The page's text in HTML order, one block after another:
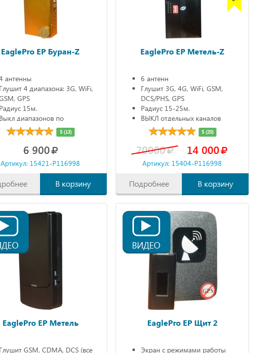
EaglePro EP Буран-Z
антенны
4 диапазона: 3G, WiFi,
GPS
15м.
диапазонов по
90мин.
5 (13)
6 900
Артикул: 15421-P116998
В корзину
EaglePro EP Метель-Z
6 антенн
Глушит 3G, 4G, WiFi, GSM,
DCS/PHS, GPS
Радиус 15-25м.
ВЫКЛ отдельных каналов
Автономно 90 мин.5 (20)
20000 14 000
Артикул: 15404-P116998
Подробнее В корзину
EaglePro EP Метель
GSM, CDMA, DCS (все
ВИДЕО
EaglePro EP Щит 2
Экран с режимами работы